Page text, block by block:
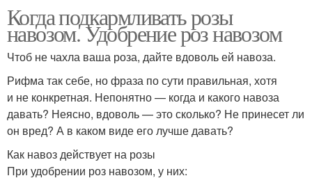
Когда подкармливать розы
навозом. Удобрение роз навозом
Чтоб не чахла ваша роза, дайте вдоволь ей навоза.
Рифма так себе, но фраза по сути правильная, хотя
и не конкретная. Непонятно — когда и какого навоза
давать? Неясно, вдоволь — это сколько? Не принесет ли
он вред? А в каком виде его лучше давать?
Как навоз действует на розы
При удобрении роз навозом, у них: